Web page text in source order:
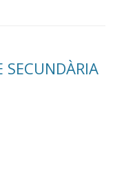
SECUNDÀRIA